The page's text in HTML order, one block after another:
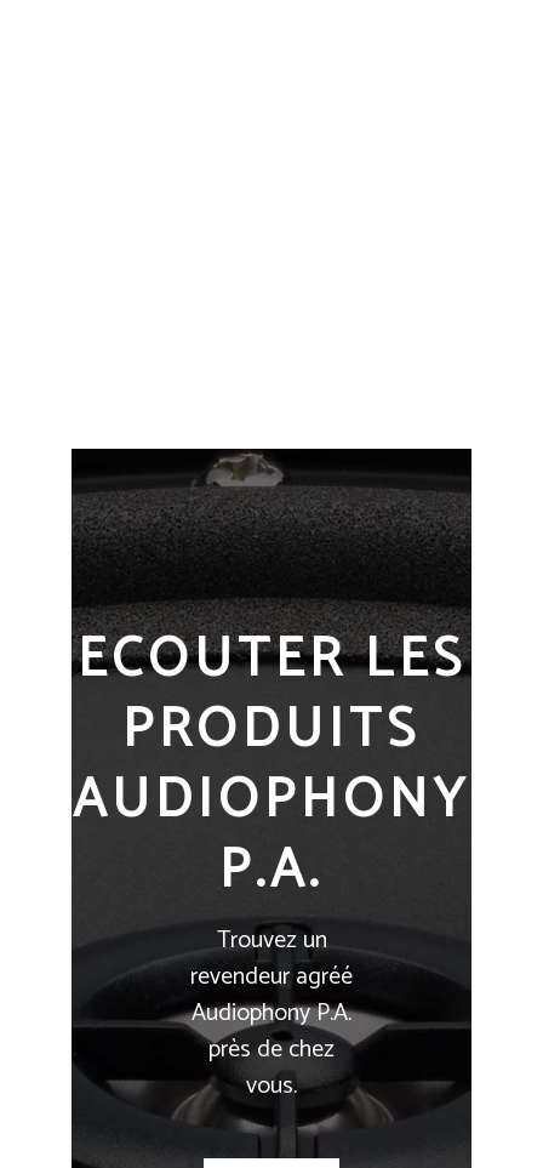
ECOUTER LES
PRODUITS
AUDIOPHONY
P.A.
Trouvez un
revendeur agréé
Audiophony P.A.
près de chez
vous.